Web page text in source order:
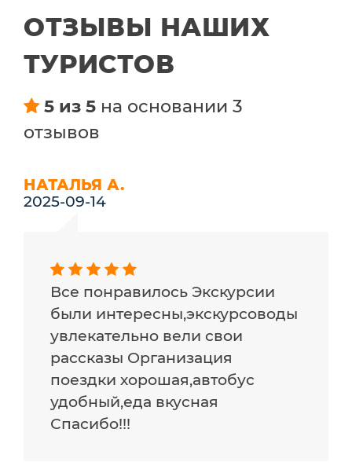
ОТЗЫВЫ НАШИХ
ТУРИСТОВ
5 из 5 на основании 3
отзывов
НАТАЛЬЯ А.
2025-09-14
Все понравилось Экскурсии
были интересны,экскурсоводы
увлекательно вели свои
рассказы Организация
поездки хорошая,автобус
удобный,еда вкусная
Спасибо!!!